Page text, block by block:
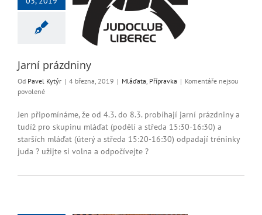
Přípravka
Jarní prázdniny
Od Pavel Kytýr | 4 března, 2019 | Mláďata, Přípravka | Komentáře nejsou
povolenéu
s
názvem
prázdniny
Jen připomínáme, že od 4.3. do 8.3. probíhají jarní prázdniny a
tudíž pro skupinu mláďat (podělí a středa 15:30-16:30) a
starších mláďat (úterý a středa 15:20-16:30) odpadají tréninky
juda ? užijte si volna a odpočívejte ?